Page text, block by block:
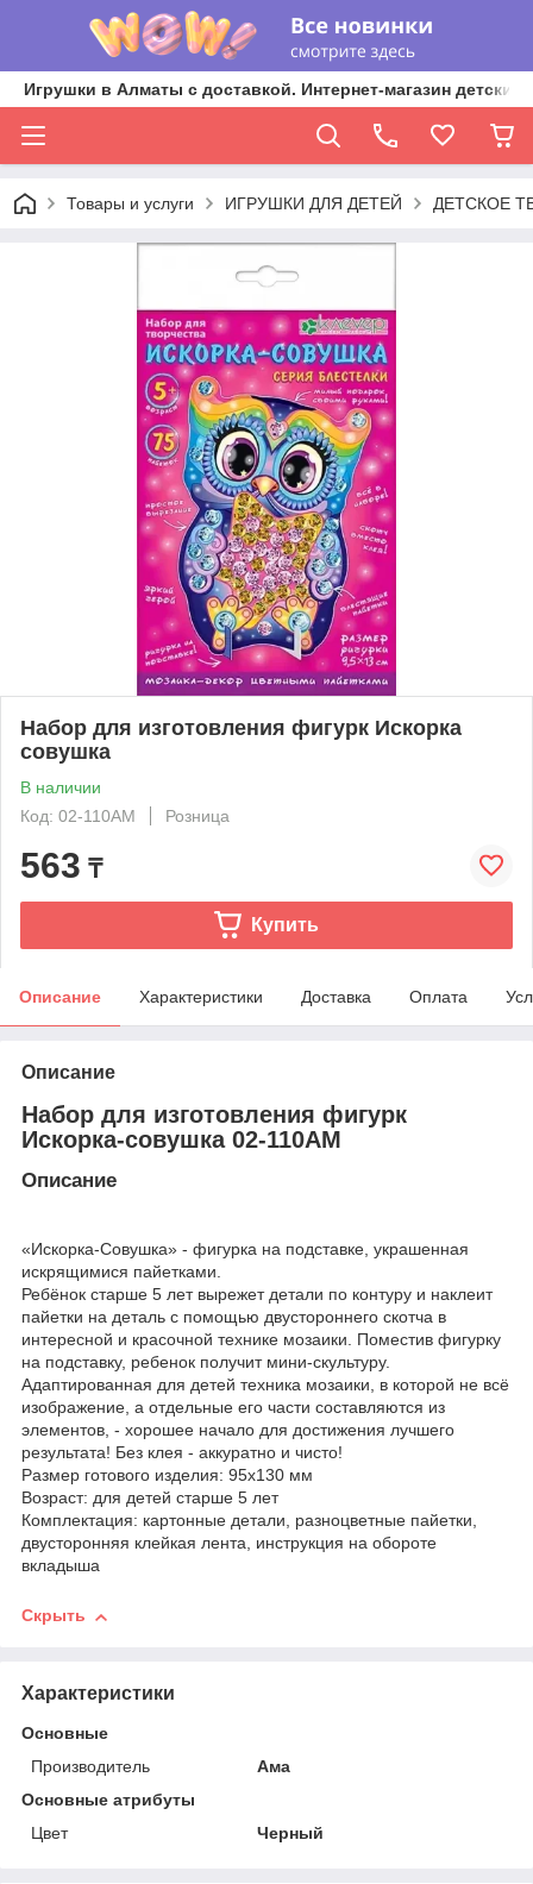
Игрушки в Алматы с доставкой. Интернет-магазин
Товары и услуги ИГРУШКИ ДЛЯ ДЕТЕЙ ДЕТСКОЕ
Набор для изготовления фигурк Искорка
совушка
В наличии
Код: 02-110АМ
Розница
563 ₸
Купить
Описание Характеристики Доставка Оплата
Описание
Набор для изготовления фигурк
Искорка-совушка 02-110АМ
Описание
«Искорка-Совушка» - фигурка на подставке, украшенная
искрящимися пайетками.
Ребёнок старше 5 лет вырежет детали по контуру и наклеит
пайетки на деталь с помощью двустороннего скотча в
интересной и красочной технике мозаики. Поместив фигурку
на подставку, ребенок получит мини-скультуру.
Адаптированная для детей техника мозаики, в которой не всё
изображение, а отдельные его части составляются из
элементов, - хорошее начало для достижения лучшего
результата! Без клея - аккуратно и чисто!
Размер готового изделия: 95х130 мм
Возраст: для детей старше 5 лет
Комплектация: картонные детали, разноцветные пайетки,
двусторонняя клейкая лента, инструкция на обороте
вкладыша
Скрыть
Характеристики
Основные
Производитель
Ама
Основные атрибуты
Цвет
Черный